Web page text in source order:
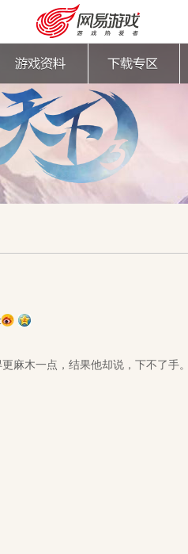
木一点，结果他却说，下不了手。